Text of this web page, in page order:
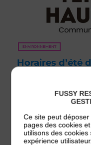
ENVIRONNEMENT
Horaires d’été
Afin de mieux
d’améliorer les
déchèteries de
Rians adopteront
19 septembre. [...]
Publié le 12 juin 2026
FUSSY
Ce site peut
pages des cookies
utilisons des
expérience utilisateur.